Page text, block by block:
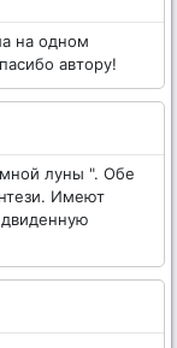
на одном
автору!
луны ". Обе
Имеют